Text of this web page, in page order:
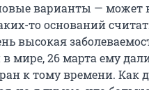
варианты — может
то оснований
высокая
мире, 26 марта ему
к тому времени. Как